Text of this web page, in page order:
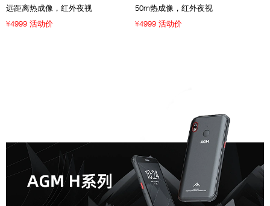
远距离热成像，红外夜视
¥4999 活动价
50m热成像，红外夜视
¥4999 活动价